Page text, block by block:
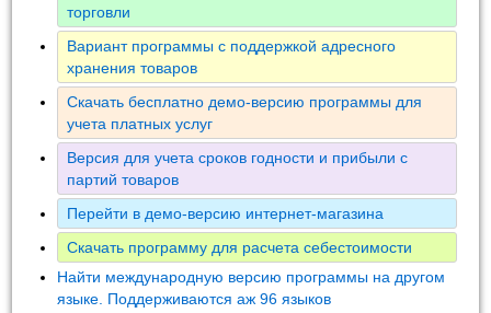
торговли
Вариант программы с поддержкой адресного
хранения товаров
Скачать бесплатно демо-версию программы для
учета платных услуг
Версия для учета сроков годности и прибыли с
партий товаров
Перейти в демо-версию интернет-магазина
Скачать программу для расчета себестоимости
Найти международную версию программы на другом
языке. Поддерживаются аж 96 языков